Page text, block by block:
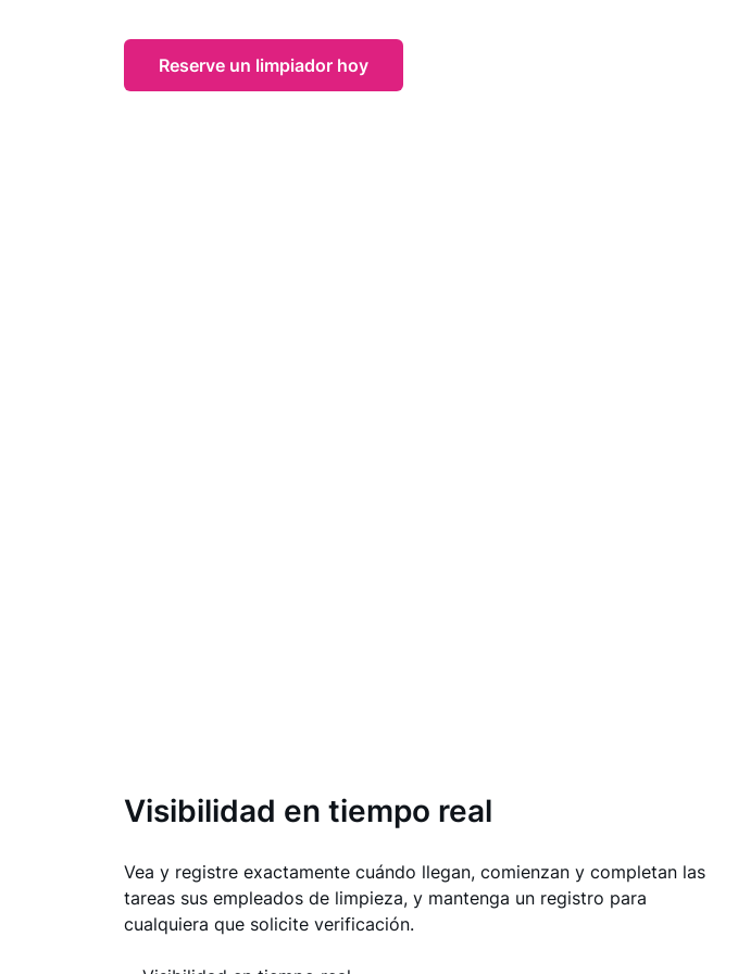
Reserve un limpiador hoy
Visibilidad en tiempo real
Vea y registre exactamente cuándo llegan, comienzan y completan las
tareas sus empleados de limpieza, y mantenga un registro para
cualquiera que solicite verificación.